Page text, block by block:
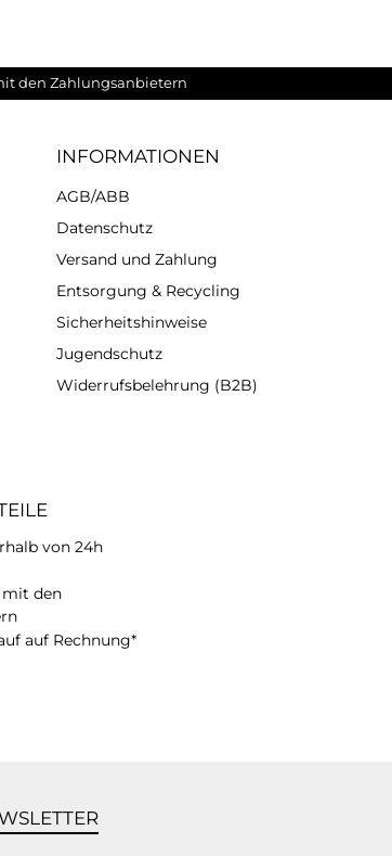
den Zahlungsanbietern
INFORMATIONEN
AGB/ABB
Datenschutz
Versand und Zahlung
Entsorgung & Recycling
Sicherheitshinweise
Jugendschutz
Widerrufsbelehrung (B2B)
von 24h
mit den
auf Rechnung*